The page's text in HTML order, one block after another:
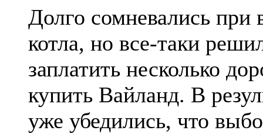
Долго сомневались при
котла, но все-таки
заплатить несколько
купить Вайланд. В
уже убедились, что